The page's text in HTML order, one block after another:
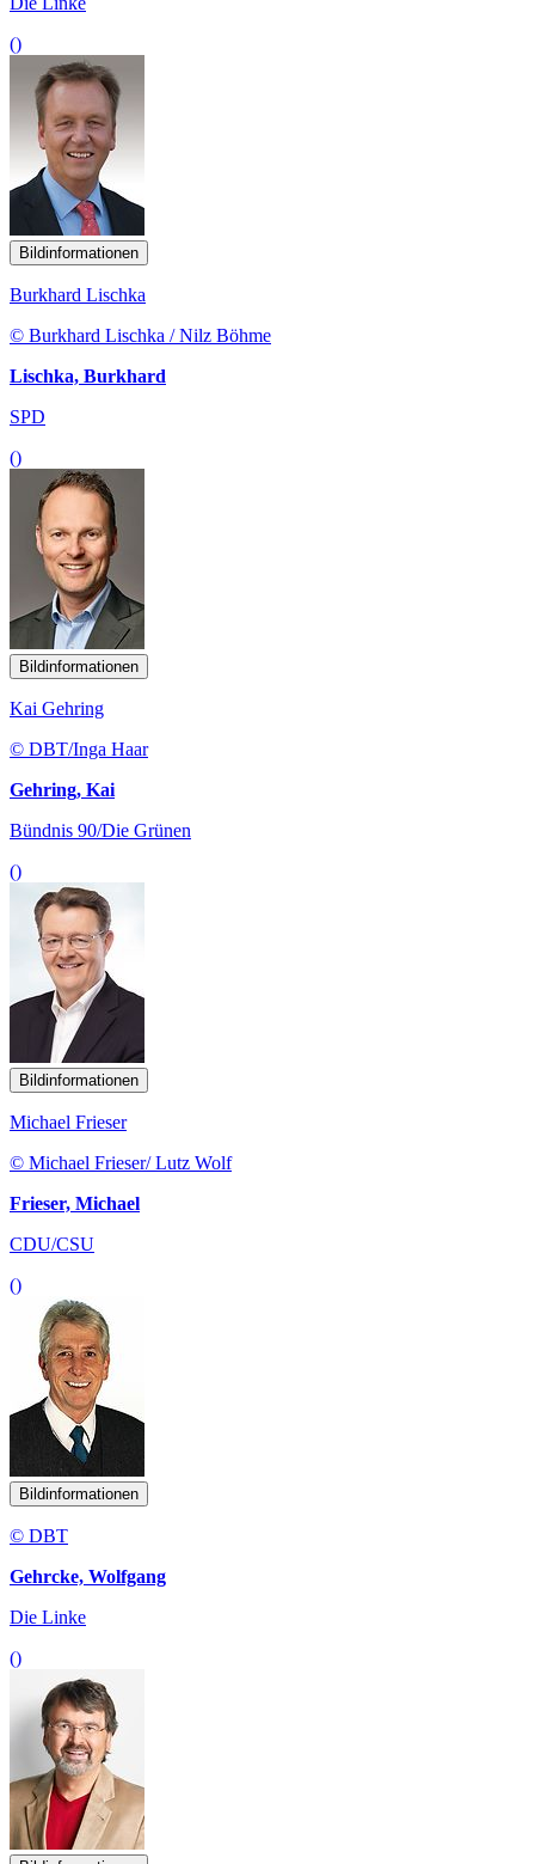
Bildinformationen
Burkhard Lischka
© Burkhard Lischka / Nilz Böhme
Lischka, Burkhard
SPD
()
Bildinformationen
Kai Gehring
© DBT/Inga Haar
Gehring, Kai
Bündnis 90/Die Grünen
()
Bildinformationen
Michael Frieser
© Michael Frieser/ Lutz Wolf
Frieser, Michael
CDU/CSU
()
Bildinformationen
© DBT
Gehrcke, Wolfgang
Die Linke
()
Bildinformationen
Rene Röspel